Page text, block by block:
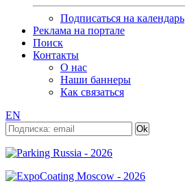
Подписаться на календарь
Реклама на портале
Поиск
Контакты
О нас
Наши баннеры
Как связаться
EN